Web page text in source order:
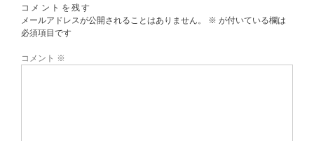
コメントを残す
メールアドレスが公開されることはありません。
※ が付いている欄は
必須項目です
コメント ※